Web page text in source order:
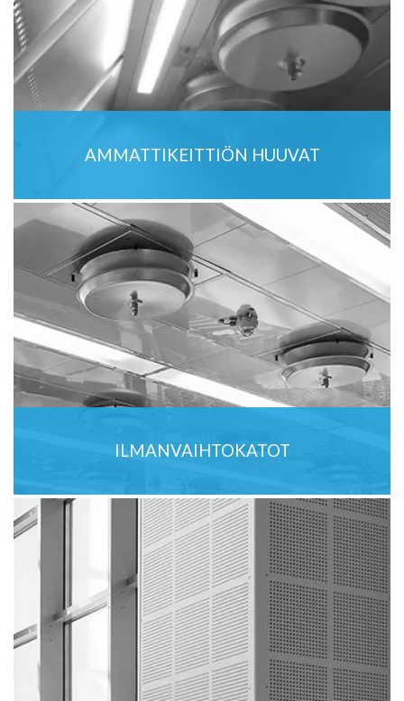
AMMATTIKEITTIÖN HUUVAT
ILMANVAIHTOKATOT